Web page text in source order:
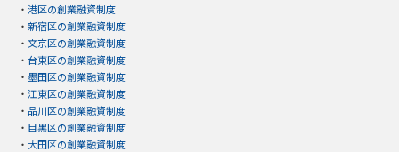
・ 港区の創業融資制度
・ 新宿区の創業融資制度
・ 文京区の創業融資制度
・ 台東区の創業融資制度
・ 墨田区の創業融資制度
・ 江東区の創業融資制度
・ 品川区の創業融資制度
・ 目黒区の創業融資制度
・ 大田区の創業融資制度